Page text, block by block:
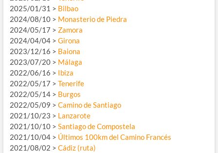
2025/01/31 > Bilbao
2024/08/10 > Monasterio de Piedra
2024/05/17 > Zamora
2024/04/04 > Girona
2023/12/16 > Baiona
2023/07/20 > Málaga
2022/06/16 > Ibiza
2022/05/17 > Tenerife
2022/05/14 > Burgos
2022/05/09 > Camino de Santiago
2021/10/23 > Lanzarote
2021/10/10 > Santiago de Compostela
2021/10/04 > Últimos 100km del Camino Francés
2021/08/02 > Cádiz (ruta)